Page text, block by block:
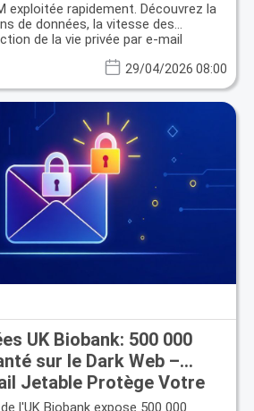
exploitée rapidement. Découvrez la
de données, la vitesse des
de la vie privée par e-mail
29/04/2026 08:00
UK Biobank: 500 000
sur le Dark Web –
Jetable Protège Votre
l'UK Biobank expose 500 000